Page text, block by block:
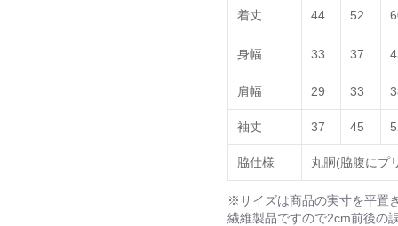
着丈 44 52
身幅 33 37
肩幅 29 33
袖丈 37 45
脇仕様 丸胴(脇腹にプ
※サイズは商品の実寸を平置
繊維製品ですので2cm前後の